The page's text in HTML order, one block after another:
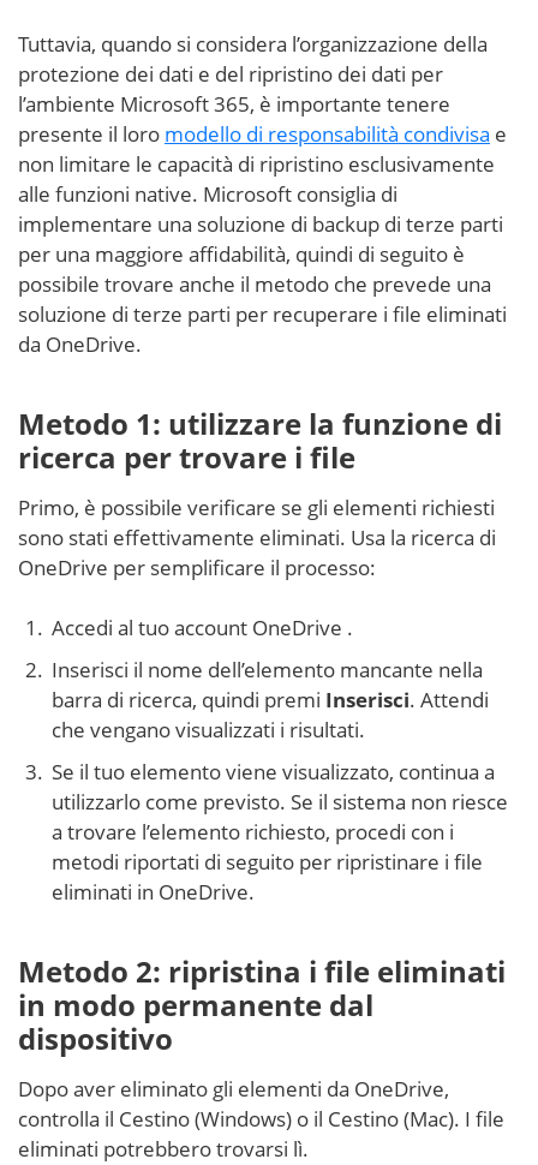
Tuttavia, quando si considera l’organizzazione della
protezione dei dati e del ripristino dei dati per
l’ambiente Microsoft 365, è importante tenere
presente il loro modello di responsabilità condivisa e
non limitare le capacità di ripristino esclusivamente
alle funzioni native. Microsoft consiglia di
implementare una soluzione di backup di terze parti
per una maggiore affidabilità, quindi di seguito è
possibile trovare anche il metodo che prevede una
soluzione di terze parti per recuperare i file eliminati
da OneDrive.
Metodo 1: utilizzare la funzione di
ricerca per trovare i file
Primo, è possibile verificare se gli elementi richiesti
sono stati effettivamente eliminati. Usa la ricerca di
OneDrive per semplificare il processo:
Accedi al tuo account OneDrive .
Inserisci il nome dell’elemento mancante nella
barra di ricerca, quindi premi Inserisci. Attendi
che vengano visualizzati i risultati.
Se il tuo elemento viene visualizzato, continua a
utilizzarlo come previsto. Se il sistema non riesce
a trovare l’elemento richiesto, procedi con i
metodi riportati di seguito per ripristinare i file
eliminati in OneDrive.
Metodo 2: ripristina i file eliminati
in modo permanente dal
dispositivo
Dopo aver eliminato gli elementi da OneDrive,
controlla il Cestino (Windows) o il Cestino (Mac). I file
eliminati potrebbero trovarsi lì.